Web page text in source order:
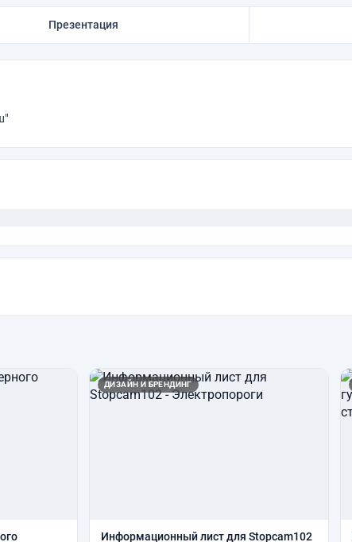
Презентация
ДИЗАЙН И БРЕНДИНГ
Информационный лист для Stopcam102